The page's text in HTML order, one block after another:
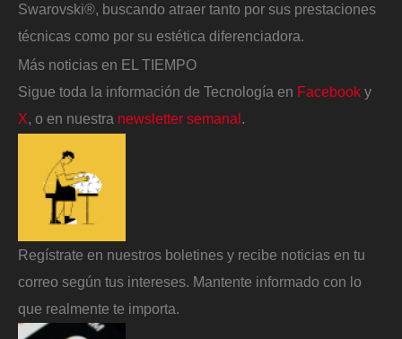
Swarovski®, buscando atraer tanto por sus prestaciones
técnicas como por su estética diferenciadora.
Más noticias en EL TIEMPO
Sigue toda la información de Tecnología en Facebook y
X, o en nuestra newsletter semanal.
Regístrate en nuestros boletines y recibe noticias en tu
correo según tus intereses. Mantente informado con lo
que realmente te importa.